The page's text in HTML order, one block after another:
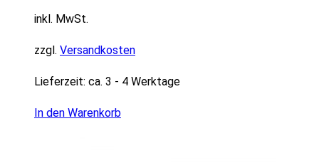
inkl. MwSt.
zzgl. Versandkosten
Lieferzeit: ca. 3 - 4 Werktage
In den Warenkorb